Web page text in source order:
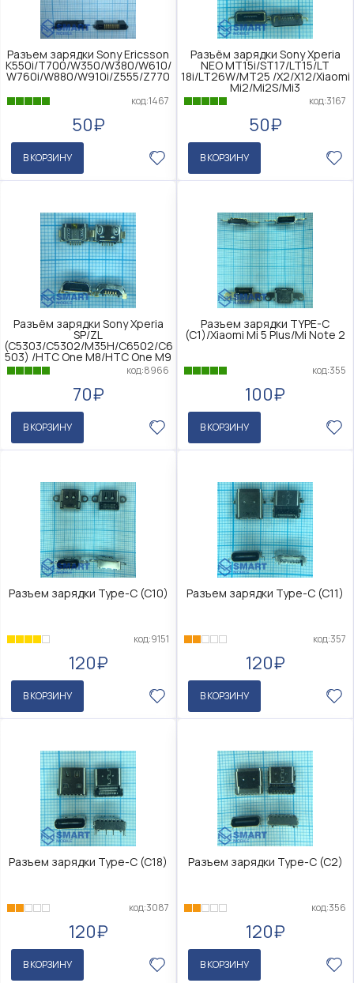
Разъем зарядки Sony Ericsson
K550i/T700/W350/W380/W610/
W760i/W880/W910i/Z555/Z770
код:1467
50₽
В КОРЗИНУ
Разъём зарядки Sony Xperia
NEO MT15i/ST17/LT15/LT
18i/LT26W/MT25 /X2/X12/Xiaomi
Mi2/Mi2S/Mi3
код:3167
50₽
В КОРЗИНУ
Разъём зарядки Sony Xperia
SP/ZL
(C5303/C5302/M35H/C6502/C6
503) /HTC One M8/HTC One M9
код:8966
70₽
В КОРЗИНУ
Разъем зарядки TYPE-C
(C1)/Xiaomi Mi 5 Plus/Mi Note 2
код:355
100₽
В КОРЗИНУ
Разъем зарядки Type-C (C10)
код:9151
120₽
В КОРЗИНУ
Разъем зарядки Type-C (C11)
код:357
120₽
В КОРЗИНУ
Разъем зарядки Type-C (C18)
код:3087
120₽
В КОРЗИНУ
Разъем зарядки Type-C (C2)
код:356
120₽
В КОРЗИНУ